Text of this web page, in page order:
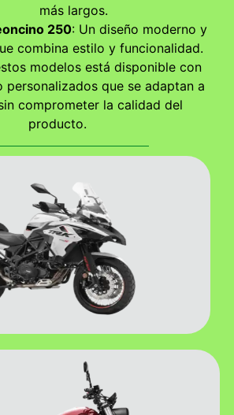
más largos.
250: Un diseño moderno y
combina estilo y funcionalidad.
modelos está disponible con
personalizados que se adaptan a
comprometer la calidad del
producto.